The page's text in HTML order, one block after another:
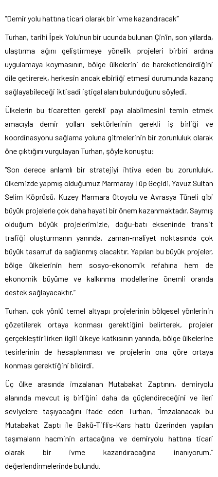
“Demir yolu hattına ticari olarak bir ivme kazandıracak”
Turhan, tarihi İpek Yolu’nun bir ucunda bulunan Çin’in, son yıllarda,
ulaştırma ağını geliştirmeye yönelik projeleri birbiri ardına
uygulamaya koymasının, bölge ülkelerini de hareketlendirdiğini
dile getirerek, herkesin ancak elbirliği etmesi durumunda kazanç
sağlayabileceği iktisadi iştigal alanı bulunduğunu söyledi.
Ülkelerin bu ticaretten gerekli payı alabilmesini temin etmek
amacıyla demir yolları sektörlerinin gerekli iş birliği ve
koordinasyonu sağlama yoluna gitmelerinin bir zorunluluk olarak
öne çıktığını vurgulayan Turhan, şöyle konuştu:
“Son derece anlamlı bir stratejiyi ihtiva eden bu zorunluluk,
ülkemizde yapmış olduğumuz Marmaray Tüp Geçidi, Yavuz Sultan
Selim Köprüsü, Kuzey Marmara Otoyolu ve Avrasya Tüneli gibi
büyük projelerle çok daha hayati bir önem kazanmaktadır. Saymış
olduğum büyük projelerimizle, doğu-batı ekseninde transit
trafiği oluşturmanın yanında, zaman-maliyet noktasında çok
büyük tasarruf da sağlanmış olacaktır. Yapılan bu büyük projeler,
bölge ülkelerinin hem sosyo-ekonomik refahına hem de
ekonomik büyüme ve kalkınma modellerine önemli oranda
destek sağlayacaktır.”
Turhan, çok yönlü temel altyapı projelerinin bölgesel yönlerinin
gözetilerek ortaya konması gerektiğini belirterek, projeler
gerçekleştirilirken ilgili ülkeye katkısının yanında, bölge ülkelerine
tesirlerinin de hesaplanması ve projelerin ona göre ortaya
konması gerektiğini bildirdi.
Üç ülke arasında imzalanan Mutabakat Zaptının, demiryolu
alanında mevcut iş birliğini daha da güçlendireceğini ve ileri
seviyelere taşıyacağını ifade eden Turhan, “İmzalanacak bu
Mutabakat Zaptı ile Bakü-Tiflis-Kars hattı üzerinden yapılan
taşımaların hacminin artacağına ve demiryolu hattına ticari
olarak bir ivme kazandıracağına inanıyorum.”
değerlendirmelerinde bulundu.